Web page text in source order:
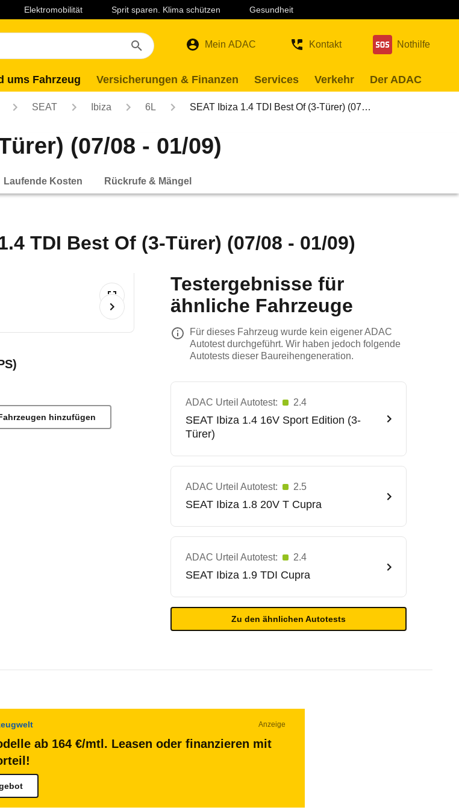
Elektromobilität Sprit sparen. Klima schützen Gesundheit
Mein ADAC Kontakt Nothilfe
ums Fahrzeug Versicherungen & Finanzen Services Verkehr Der ADAC
SEAT Ibiza 6L SEAT Ibiza 1.4 TDI Best Of (3-Türer) (07…
(07/08 - 01/09)
Laufende Kosten Rückrufe & Mängel
TDI Best Of (3-Türer) (07/08 - 01/09)
hinzufügen
Testergebnisse für
ähnliche Fahrzeuge
Für dieses Fahrzeug wurde kein eigener ADAC
Autotest durchgeführt. Wir haben jedoch folgende
Autotests dieser Baureihengeneration.
ADAC Urteil Autotest: 2.4
SEAT Ibiza 1.4 16V Sport Edition (3-
Türer)
ADAC Urteil Autotest: 2.5
SEAT Ibiza 1.8 20V T Cupra
ADAC Urteil Autotest: 2.4
SEAT Ibiza 1.9 TDI Cupra
Zu den ähnlichen Autotests
Anzeige
ab 164 €/mtl. Leasen oder finanzieren mit